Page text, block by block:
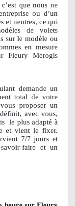
que nous ne
ou d’un
et neutres, ce qui
de volets
sur le modèle ou
en mesure
Fleury Merogis
demande un
total de votre
proposer un
avec vous,
le plus adapté à
et vient le fixer.
7/7 jours et
faire et un